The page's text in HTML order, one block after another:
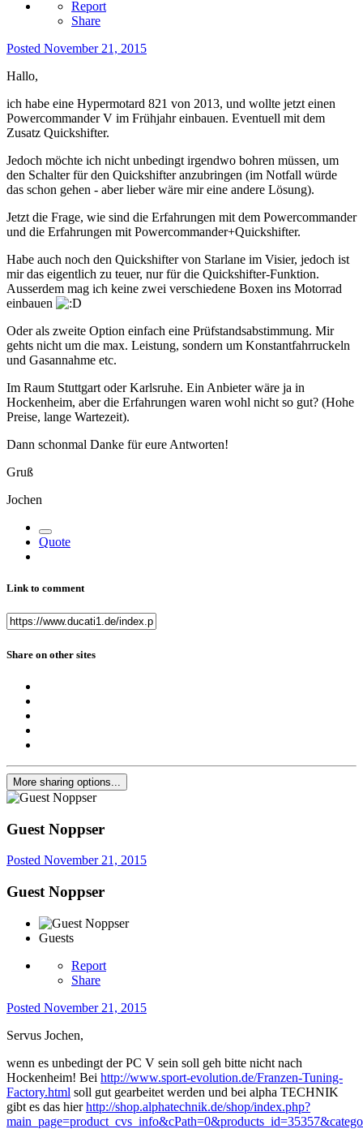
Report
Share
Posted November 21, 2015
Hallo,
ich habe eine Hypermotard 821 von 2013, und wollte jetzt einen
Powercommander V im Frühjahr einbauen. Eventuell mit dem
Zusatz Quickshifter.
Jedoch möchte ich nicht unbedingt irgendwo bohren müssen, um
den Schalter für den Quickshifter anzubringen (im Notfall würde
das schon gehen - aber lieber wäre mir eine andere Lösung).
Jetzt die Frage, wie sind die Erfahrungen mit dem Powercommander
und die Erfahrungen mit Powercommander+Quickshifter.
Habe auch noch den Quickshifter von Starlane im Visier, jedoch ist
mir das eigentlich zu teuer, nur für die Quickshifter-Funktion.
Ausserdem mag ich keine zwei verschiedene Boxen ins Motorrad
einbauen
Oder als zweite Option einfach eine Prüfstandsabstimmung. Mir
gehts nicht um die max. Leistung, sondern um Konstantfahrruckeln
und Gasannahme etc.
Im Raum Stuttgart oder Karlsruhe. Ein Anbieter wäre ja in
Hockenheim, aber die Erfahrungen waren wohl nicht so gut? (Hohe
Preise, lange Wartezeit).
Dann schonmal Danke für eure Antworten!
Gruß
Jochen
Quote
Link to comment
Share on other sites
More sharing options...
Guest Noppser
Posted November 21, 2015
Guest Noppser
Guests
Report
Share
Posted November 21, 2015
Servus Jochen,
wenn es unbedingt der PC V sein soll geh bitte nicht nach
Hockenheim! Bei http://www.sport-evolution.de/Franzen-Tuning-
Factory.html soll gut gearbeitet werden und bei alpha TECHNIK
gibt es das hierhttp://shop.alphatechnik.de/shop/index.php?